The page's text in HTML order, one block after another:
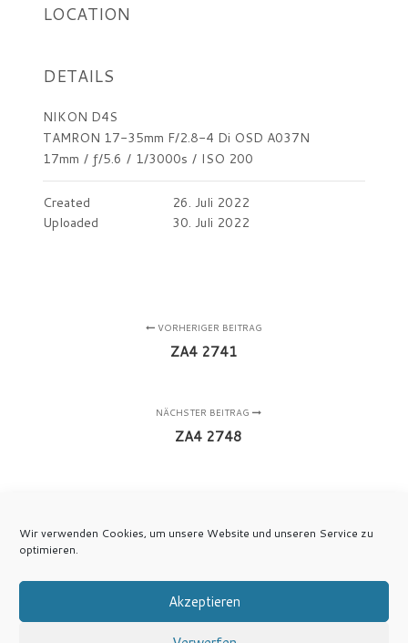
Wir verwenden Cookies, um unsere Website und unseren Service zu
optimieren.
Akzeptieren
LOCATION
DETAILS
NIKON D4S
TAMRON 17-35mm F/2.8-4 Di OSD A037N
17mm / ƒ/5.6 / 1/3000s / ISO 200
Created
26. Juli 2022
Uploaded
30. Juli 2022
VORHERIGER BEITRAG
ZA4 2741
NÄCHSTER BEITRAG
ZA4 2748